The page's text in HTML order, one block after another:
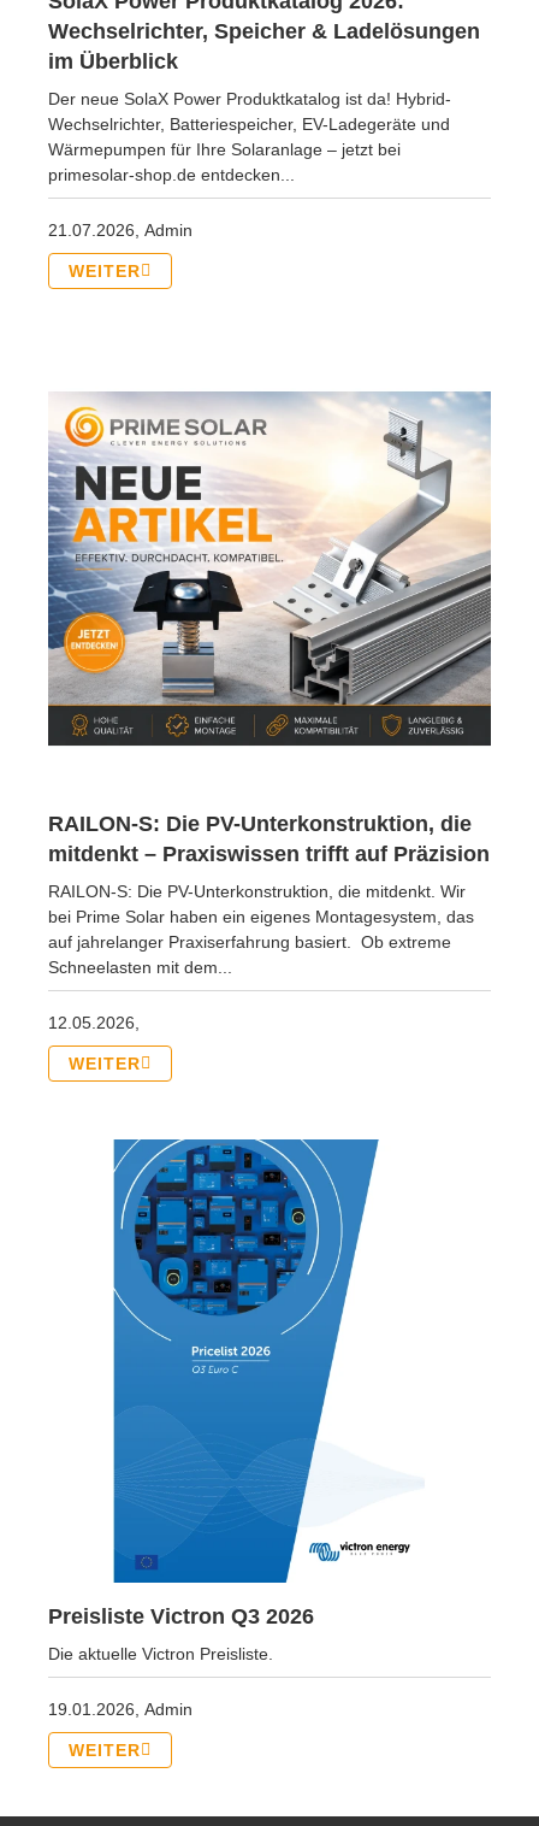
Wechselrichter, Speicher & Ladelösungen
im Überblick
Der neue SolaX Power Produktkatalog ist da! Hybrid-
Wechselrichter, Batteriespeicher, EV-Ladegeräte und
Wärmepumpen für Ihre Solaranlage – jetzt bei
primesolar-shop.de entdecken...
21.07.2026, Admin
WEITER
RAILON-S: Die PV-Unterkonstruktion, die
mitdenkt – Praxiswissen trifft auf Präzision
RAILON-S: Die PV-Unterkonstruktion, die mitdenkt. Wir
bei Prime Solar haben ein eigenes Montagesystem, das
auf jahrelanger Praxiserfahrung basiert. Ob extreme
Schneelasten mit dem...
12.05.2026,
WEITER
Preisliste Victron Q3 2026
Die aktuelle Victron Preisliste.
19.01.2026, Admin
WEITER